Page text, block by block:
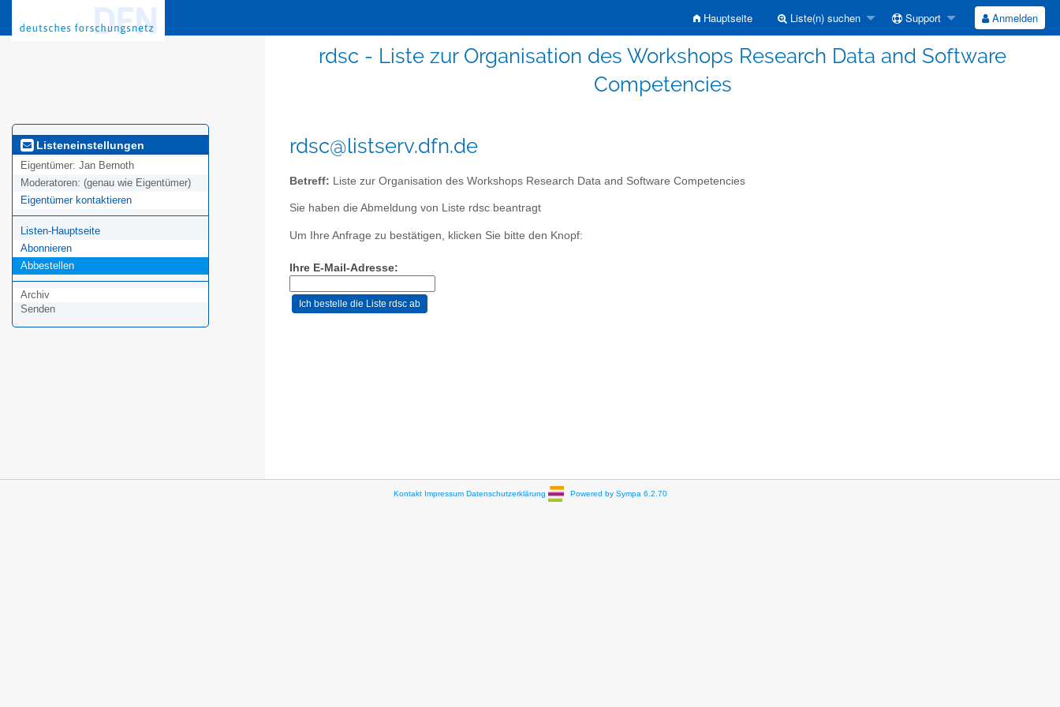
Hauptseite Liste(n) suchen Support Anmelden
rdsc - Liste zur Organisation des Workshops Research Data and Software
Competencies
Listeneinstellungen
Eigentümer: Jan Bernoth
Moderatoren: (genau wie Eigentümer)
Eigentümer kontaktieren
Listen-Hauptseite
Abonnieren
Abbestellen
Archiv
Senden
rdsc@listserv.dfn.de
Betreff: Liste zur Organisation des Workshops Research Data and Software Competencies
Sie haben die Abmeldung von Liste rdsc beantragt
Um Ihre Anfrage zu bestätigen, klicken Sie bitte den Knopf:
Ihre E-Mail-Adresse:
Kontakt Impressum Datenschutzerklärung Powered by Sympa 6.2.70